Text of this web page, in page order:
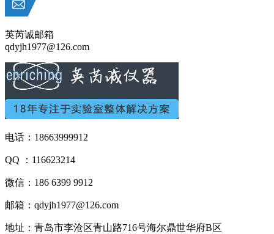
英芮诚邮箱
qdyjh1977@126.com
电话：18663999912
QQ ：116623214
微信：186 6399 9912
邮箱：qdyjh1977@126.com
地址：青岛市李沧区青山路716号海尔鼎世华府B区